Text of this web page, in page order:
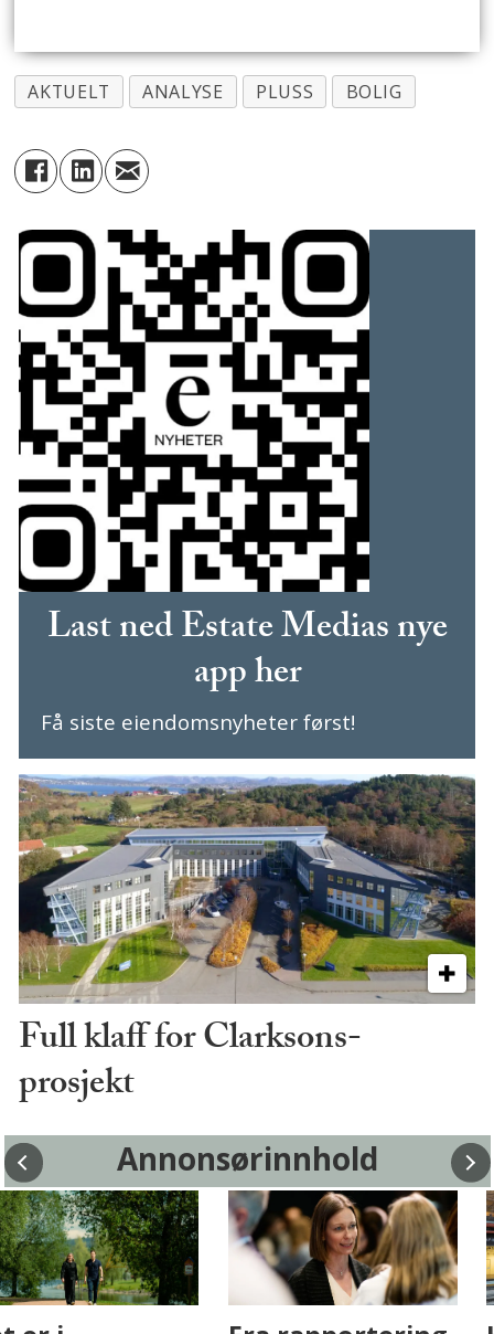
AKTUELT ANALYSE PLUSS BOLIG
Last ned Estate Medias nye
app her
Få siste eiendomsnyheter først!
Full klaff for Clarksons-
prosjekt
Annonsørinnhold